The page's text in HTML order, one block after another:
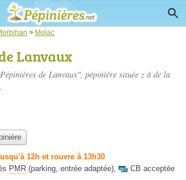
> Molac
Lanvaux
de Lanvaux", pépinière située z à de la
12h et rouvre à 13h30
PMR (parking, entrée adaptée), CB acceptée